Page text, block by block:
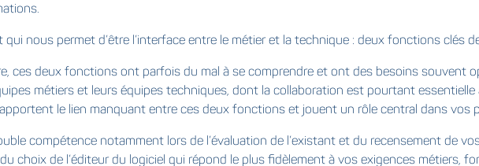
nous permet d’être l’interface entre le métier et la technique : deux fonctions clés
ces deux fonctions ont parfois du mal à se comprendre et ont des besoins souvent
métiers et leurs équipes techniques, dont la collaboration est pourtant
le lien manquant entre ces deux fonctions et jouent un rôle central dans vos
compétence notamment lors de l’évaluation de l’existant et du recensement de
choix de l’éditeur du logiciel qui répond le plus fidèlement à vos exigences métiers,